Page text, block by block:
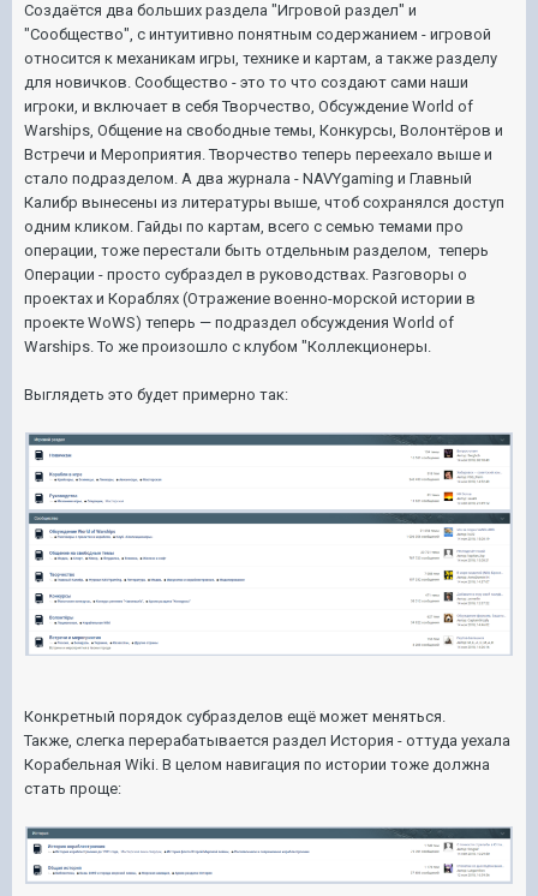
Создаётся два больших раздела "Игровой раздел" и
"Сообщество", с интуитивно понятным содержанием - игровой
относится к механикам игры, технике и картам, а также разделу
для новичков. Сообщество - это то что создают сами наши
игроки, и включает в себя Творчество, Обсуждение World of
Warships, Общение на свободные темы, Конкурсы, Волонтёров и
Встречи и Мероприятия. Творчество теперь переехало выше и
стало подразделом. А два журнала - NAVYgaming и Главный
Калибр вынесены из литературы выше, чтоб сохранялся доступ
одним кликом. Гайды по картам, всего с семью темами про
операции, тоже перестали быть отдельным разделом, теперь
Операции - просто субраздел в руководствах. Разговоры о
проектах и Кораблях (Отражение военно-морской истории в
проекте WoWS) теперь — подраздел обсуждения World of
Warships. То же произошло с клубом "Коллекционеры.
Выглядеть это будет примерно так:
Конкретный порядок субразделов ещё может меняться.
Также, слегка перерабатывается раздел История - оттуда уехала
Корабельная Wiki. В целом навигация по истории тоже должна
стать проще: